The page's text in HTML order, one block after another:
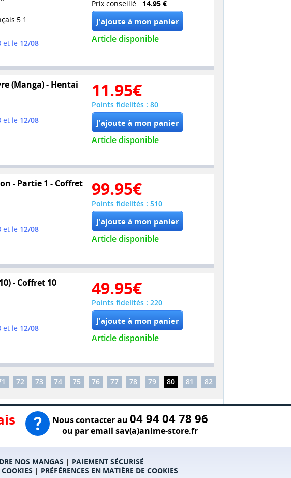
5.1
et le 12/08
Prix conseillé : 14.95 €
Article disponible
(Manga) - Hentai
et le 12/08
11.95€
Points fidelités : 80
Article disponible
- Partie 1 - Coffret
et le 12/08
99.95€
Points fidelités : 510
Article disponible
- Coffret 10
et le 12/08
49.95€
Points fidelités : 220
Article disponible
72 73 74 75 76 77 78 79 80 81 82
Nous contacter au 04 94 04 78 96
ou par email sav(a)anime-store.fr
NOS MANGAS | PAIEMENT SÉCURISÉ
| PRÉFÉRENCES EN MATIÈRE DE COOKIES